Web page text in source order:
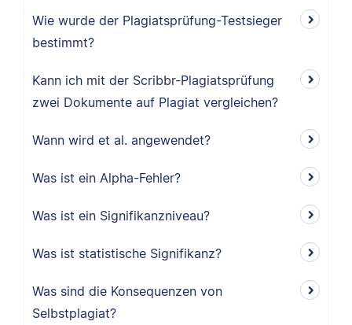
Wie wurde der Plagiatsprüfung-Testsieger
bestimmt?
Kann ich mit der Scribbr-Plagiatsprüfung
zwei Dokumente auf Plagiat vergleichen?
Wann wird et al. angewendet?
Was ist ein Alpha-Fehler?
Was ist ein Signifikanzniveau?
Was ist statistische Signifikanz?
Was sind die Konsequenzen von
Selbstplagiat?